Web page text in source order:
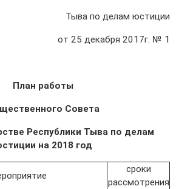
Тыва по делам юстиции
от 25 декабря 2017г. № 1
План работы
Совета
Республики Тыва по делам
на 2018 год
сроки
рассмотрения